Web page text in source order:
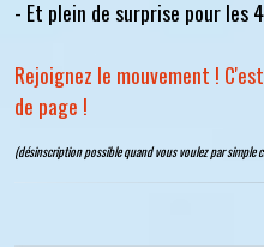
- Et plein de surprise pour les
Rejoignez le mouvement !
de page !
(désinscription possible quand vous voulez par simple